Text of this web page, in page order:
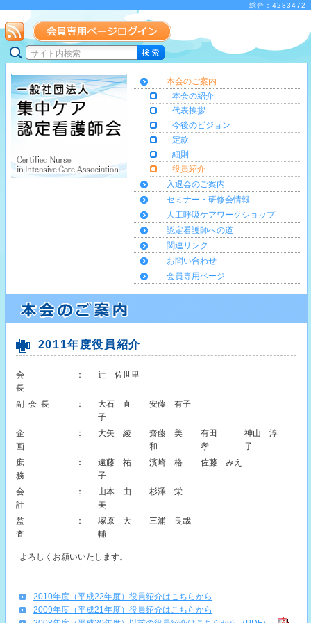
総合：4283472
本会のご案内
本会の紹介
代表挨拶
今後のビジョン
定款
細則
役員紹介
入退会のご案内
セミナー・研修会情報
人工呼吸ケアワークショップ
認定看護師への道
関連リンク
お問い合わせ
会員専用ページ
2011年度役員紹介
会
長
： 辻 佐世里
副会長 ：
大石 直
子
安藤 有子
企
画
： 大矢 綾
齋藤 美
和
有田
孝
神山 淳
子
庶
務
：
遠藤 祐
子
濱崎 格 佐藤 みえ
会
計
：
山本 由
美
杉澤 栄
監
査
：
塚原 大
輔
三浦 良哉
よろしくお願いいたします。
2010年度（平成22年度）役員紹介はこちらから
2009年度（平成21年度）役員紹介はこちらから